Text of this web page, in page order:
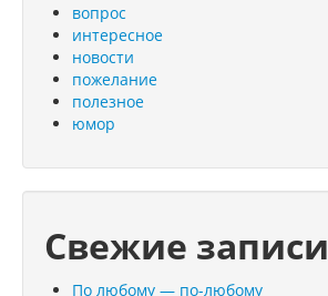
вопрос
интересное
новости
пожелание
полезное
юмор
Свежие записи
По любому — по-любому